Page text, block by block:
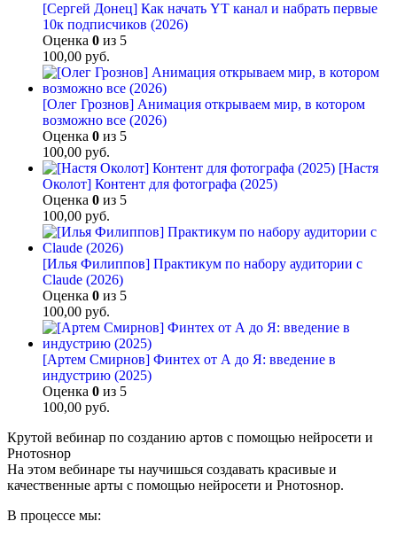
[Сергей Донец] Как начать YT канал и набрать первые
10к подписчиков (2026)
Оценка 0 из 5
100,00 руб.
[Олег Грознов] Анимация открываем мир, в котором
возможно все (2026)
Оценка 0 из 5
100,00 руб.
[Настя
Околот] Контент для фотографа (2025)
Оценка 0 из 5
100,00 руб.
[Илья Филиппов] Практикум по набору аудитории с
Claude (2026)
Оценка 0 из 5
100,00 руб.
[Артем Смирнов] Финтех от А до Я: введение в
индустрию (2025)
Оценка 0 из 5
100,00 руб.
Крутой вебинар по созданию артов с помощью нейросети и
Pнотоsнор
На этом вебинаре ты научишься создавать красивые и
качественные арты с помощью нейросети и Pнотоsнор.
В процессе мы: